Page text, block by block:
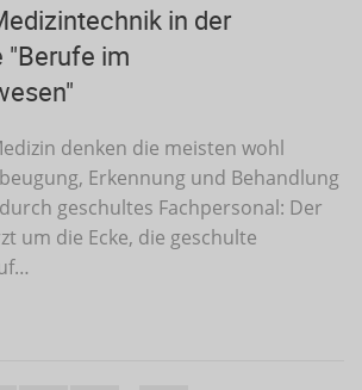
in der
"Berufe im
denken die meisten wohl
Erkennung und Behandlung
geschultes Fachpersonal: Der
um die Ecke, die geschulte